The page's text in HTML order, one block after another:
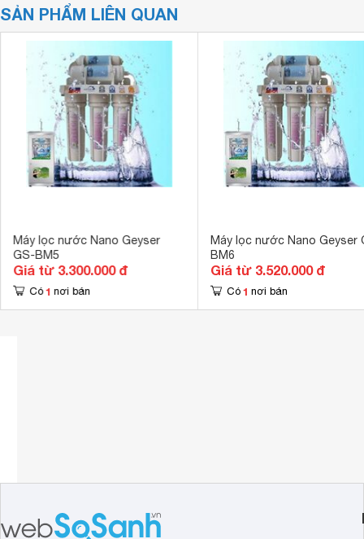
Kích thước 450 x 250 x
Khối lượng 15.5 kg
SẢN PHẨM LIÊN QUAN
Máy lọc nước Nano Geyser
GS-BM5
Giá từ 3.300.000 đ
Có 1 nơi bán
Máy lọc nước Nano Geyser
BM6
Giá từ 3.520.000 đ
Có 1 nơi bán